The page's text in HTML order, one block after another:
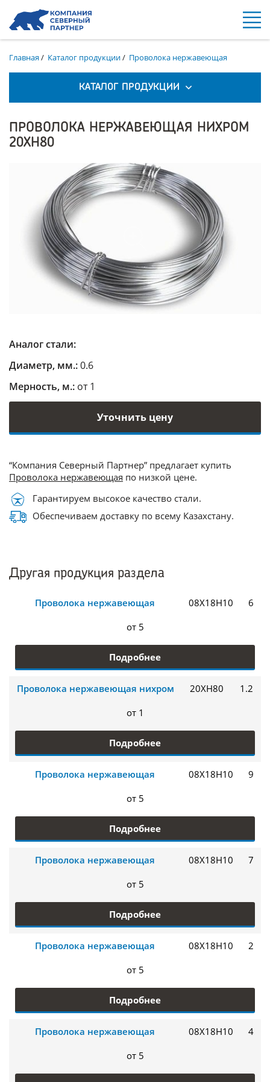
Главная/ Каталог продукции/ Проволока нержавеющая
КАТАЛОГ ПРОДУКЦИИ
ПРОВОЛОКА НЕРЖАВЕЮЩАЯ НИХРОМ
20ХН80
Аналог стали:
Диаметр, мм.:0.6
Мерность, м.: от 1
Уточнить цену
“Компания Северный Партнер” предлагает купить
Проволока нержавеющая по низкой цене.
Гарантируем высокое качество стали.
Обеспечиваем доставку по всему Казахстану.
Другая продукция раздела
Проволока нержавеющая 08Х18Н10
6
от 5
Подробнее
Проволока нержавеющая нихром 20ХН80
1.2
от 1
Подробнее
Проволока нержавеющая 08Х18Н10
9
от 5
Подробнее
Проволока нержавеющая 08Х18Н10
7
от 5
Подробнее
Проволока нержавеющая 08Х18Н10
2
от 5
Подробнее
Проволока нержавеющая 08Х18Н10
4
от 5